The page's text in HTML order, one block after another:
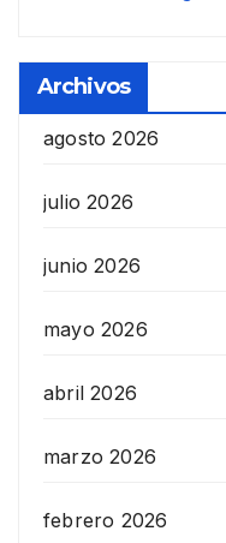
Archivos
agosto 2026
julio 2026
junio 2026
mayo 2026
abril 2026
marzo 2026
febrero 2026